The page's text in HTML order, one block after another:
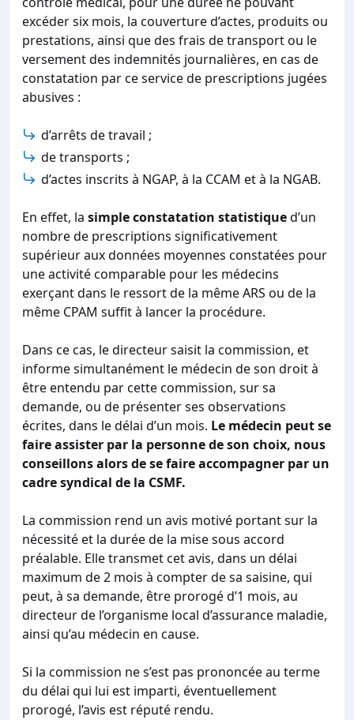
excéder six mois, la couverture d’actes, produits ou
prestations, ainsi que des frais de transport ou le
versement des indemnités journalières, en cas de
constatation par ce service de prescriptions jugées
abusives :
d’arrêts de travail ;
de transports ;
d’actes inscrits à NGAP, à la CCAM et à la NGAB.
En effet, la simple constatation statistiqued’un
nombre de prescriptions significativement
supérieur aux données moyennes constatées pour
une activité comparable pour les médecins
exerçant dans le ressort de la même ARS ou de la
même CPAM suffit à lancer la procédure.
Dans ce cas, le directeur saisit la commission, et
informe simultanément le médecin de son droit à
être entendu par cette commission, sur sa
demande, ou de présenter ses observations
écrites, dans le délai d’un mois. Le médecin peut se
faire assister par la personne de son choix, nous
conseillons alors de se faire accompagner par un
cadre syndical de la CSMF.
La commission rend un avis motivé portant sur la
nécessité et la durée de la mise sous accord
préalable. Elle transmet cet avis, dans un délai
maximum de 2 mois à compter de sa saisine, qui
peut, à sa demande, être prorogé d’1 mois, au
directeur de l’organisme local d’assurance maladie,
ainsi qu’au médecin en cause.
Si la commission ne s’est pas prononcée au terme
du délai qui lui est imparti, éventuellement
prorogé, l’avis est réputé rendu.